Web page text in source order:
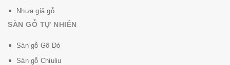
Nhựa giả gỗ
SÀN GỖ TỰ NHIÊN
Sàn gỗ Gõ Đỏ
Sàn gỗ Chiuliu